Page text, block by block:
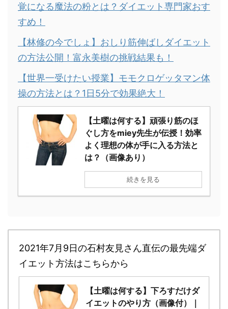
覚になる魔法の粉とは？ダイエット専門家おす
すめ！
【林修の今でしょ】おしり筋伸ばしダイエット
の方法公開！富永美樹の挑戦結果も！
【世界一受けたい授業】モモクロゲッタマン体
操の方法とは？1日5分で効果絶大！
【土曜は何する】頑張り筋のほ
ぐし方をmiey先生が伝授！効率
よく理想の体が手に入る方法と
は？（画像あり）
続きを見る
2021年7月9日の石村友見さん直伝の最先端ダ
イエット方法はこちらから
【土曜は何する】下ろすだけダ
イエットのやり方（画像付）｜